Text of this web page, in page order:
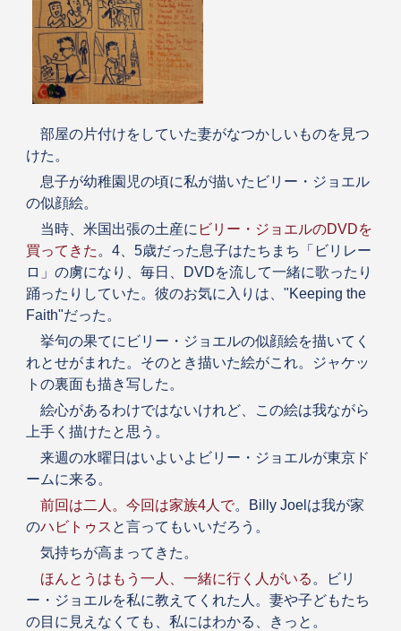
部屋の片付けをしていた妻がなつかしいものを見つ
けた。
息子が幼稚園児の頃に私が描いたビリー・ジョエル
の似顔絵。
当時、米国出張の土産に ビリー・ジョエルのDVDを
買ってきた 。4、5歳だった息子はたちまち「ビリレー
ロ」の虜になり、毎日、DVDを流して一緒に歌ったり
踊ったりしていた。彼のお気に入りは、"Keeping the
Faith"だった。
挙句の果てにビリー・ジョエルの似顔絵を描いてく
れとせがまれた。そのとき描いた絵がこれ。ジャケッ
トの裏面も描き写した。
絵心があるわけではないけれど、この絵は我ながら
上手く描けたと思う。
来週の水曜日はいよいよビリー・ジョエルが東京ド
ームに来る。
前回は二人。今回は家族4人で。Billy Joelは我が家
のハビトゥス と言ってもいいだろう。
気持ちが高まってきた。
ほんとうはもう一人、一緒に行く人がいる 。ビリ
ー・ジョエルを私に教えてくれた人。妻や子どもたち
の目に見えなくても、私にはわかる、きっと。